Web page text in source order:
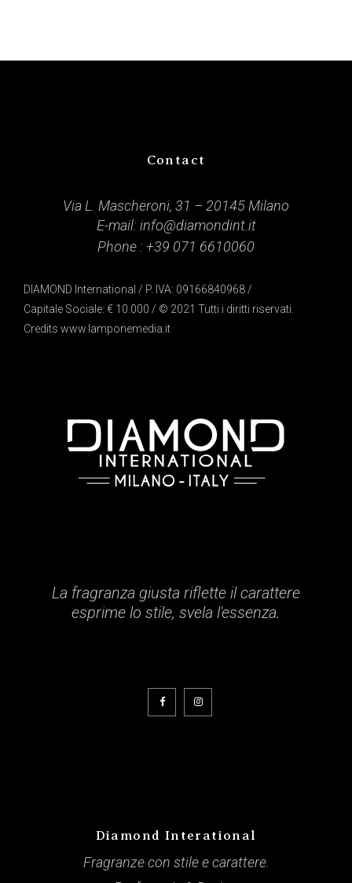
Contact
Via L. Mascheroni, 31 – 20145 Milano
E-mail: info@diamondint.it
Phone : +39 071 6610060
DIAMOND International / P. IVA: 09166840968 /
Capitale Sociale: € 10.000 / © 2021 Tutti i diritti riservati.
Credits www.lamponemedia.it
La fragranza giusta riflette il carattere
esprime lo stile, svela l'essenza.
Diamond Interational
Fragranze con stile e carattere.